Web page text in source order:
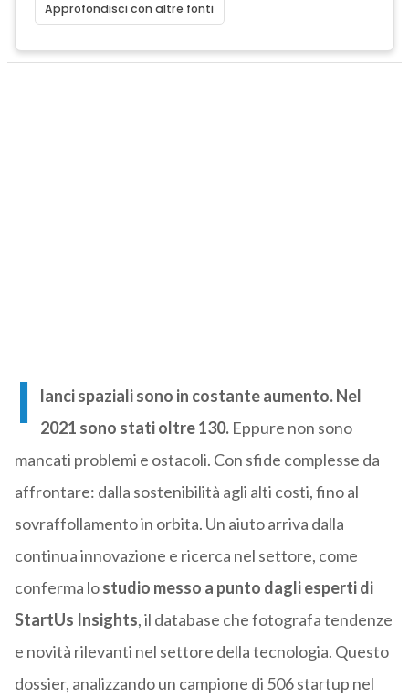
Approfondisci con altre fonti
I
lanci spaziali sono in costante aumento. Nel
2021 sono stati oltre 130.Eppure non sono
mancati problemi e ostacoli. Con sfide complesse da
affrontare: dalla sostenibilità agli alti costi, fino al
sovraffollamento in orbita. Un aiuto arriva dalla
continua innovazione e ricerca nel settore, come
conferma lostudio messo a punto dagli esperti di
StartUs Insights, il database che fotografa tendenze
e novità rilevanti nel settore della tecnologia. Questo
dossier, analizzando un campione di 506 startup nel